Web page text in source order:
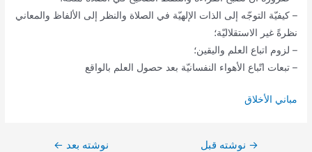
– كيفيّة التوجّه إلى الذات الإلهيّة في الصلاة والنظر إلى الألفاظ والمعاني
نظرةً غير الاستقلاليّة؛
– لزوم اتباع العلم واليقين؛
– تبعات اتّباع الأهواء النفسانيّة بعد حصول العلم بالواقع
مباني الأخلاق
راهبری
→ نوشته قبل نوشته بعد ←